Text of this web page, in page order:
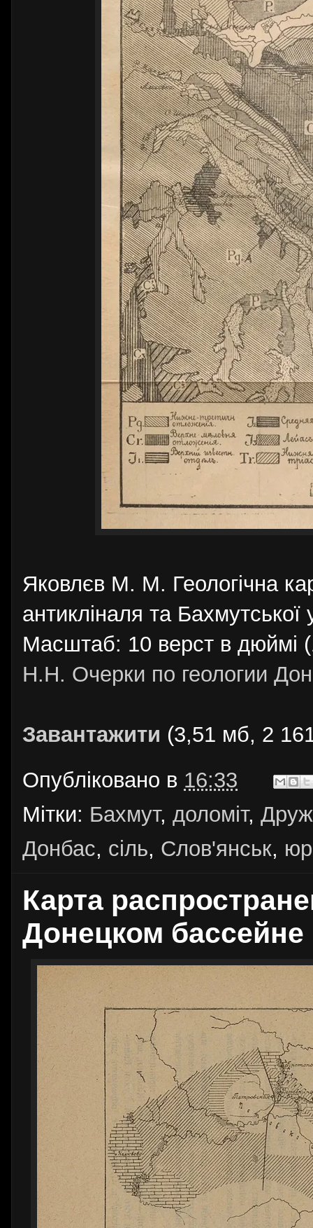
Яковлєв М. М. Геологічна
антикліналя та
Масштаб: 10 верст в дюймі
Н.Н. Очерки по геологии
Завантажити (3,51 мб, 2
Опубліковано в 16:33
Мітки: Бахмут, доломіт,
Донбас, сіль, Слов'янськ,
Карта
Донецком бассейне